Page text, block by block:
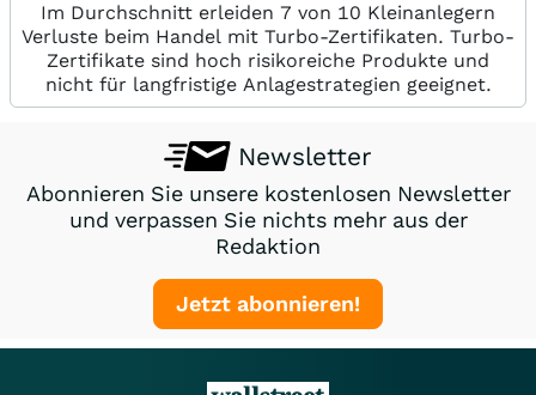
Im Durchschnitt erleiden 7 von 10 Kleinanlegern
Verluste beim Handel mit Turbo-Zertifikaten. Turbo-
Zertifikate sind hoch risikoreiche Produkte und
nicht für langfristige Anlagestrategien geeignet.
Newsletter
Abonnieren Sie unsere kostenlosen Newsletter
und verpassen Sie nichts mehr aus der
Redaktion
Jetzt abonnieren!